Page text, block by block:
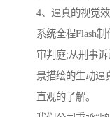
4、逼真的视觉
系统全程Flash
审判庭;从刑事
景描绘的生动逼
直观的了解。